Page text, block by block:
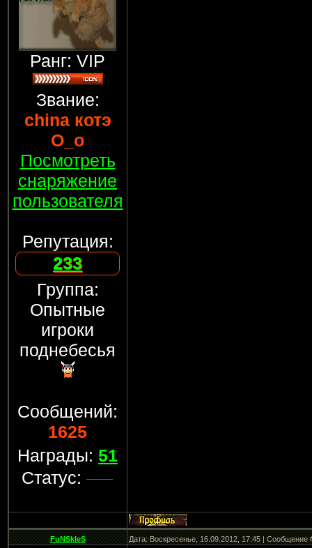
Ранг: VIP
Звание:
china котэ
О_о
Посмотреть
снаряжение
пользователя
Репутация:
233
Группа:
Опытные
игроки
поднебесья
Сообщений:
1625
Награды: 51
Статус:
FuNSkIeS Дата: Воскресенье, 16.09.2012, 17:45 | Сообщение